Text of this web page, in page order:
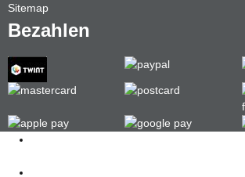
Sitemap
Bezahlen